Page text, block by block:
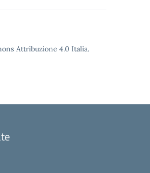
Attribuzione 4.0 Italia.